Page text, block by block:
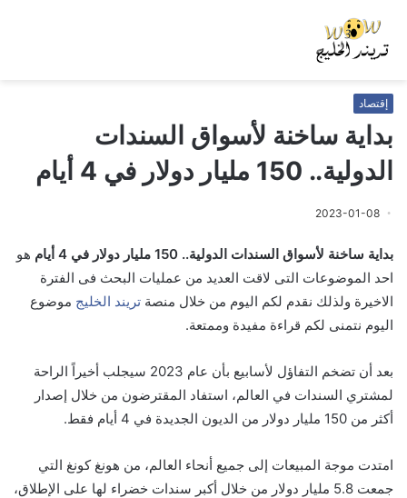
إقتصاد
بداية ساخنة لأسواق السندات
الدولية.. 150 مليار دولار في 4 أيام
2023-01-08
بداية ساخنة لأسواق السندات الدولية.. 150 مليار دولار في 4 أيام
هو
احد الموضوعات التى لاقت العديد من عمليات البحث فى الفترة
الاخيرة ولذلك نقدم لكم اليوم من خلال منصة تريند الخليج موضوع
اليوم نتمنى لكم قراءة مفيدة وممتعة.
بعد أن تضخم التفاؤل لأسابيع بأن عام 2023 سيجلب أخيراً الراحة
لمشتري السندات في العالم، استفاد المقترضون من خلال إصدار
أكثر من 150 مليار دولار من الديون الجديدة في 4 أيام فقط.
امتدت موجة المبيعات إلى جميع أنحاء العالم، من هونغ كونغ التي
جمعت 5.8 مليار دولار من خلال أكبر سندات خضراء لها على الإطلاق،